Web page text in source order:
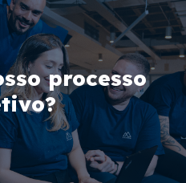
processo